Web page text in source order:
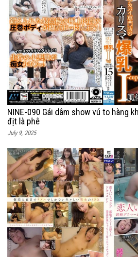
NINE-090 Gái dâm show vú to hàng
địt là phê
July 9, 2025